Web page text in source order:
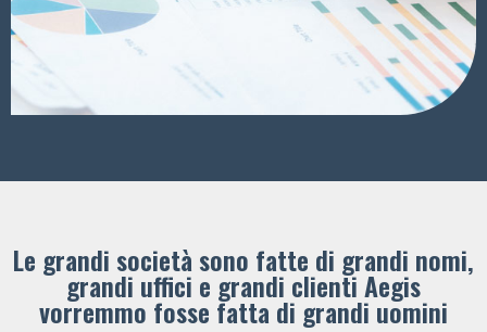
Le grandi società sono fatte di grandi nomi,
grandi uffici e grandi clienti ​Aegis
vorremmo fosse fatta di grandi uomini